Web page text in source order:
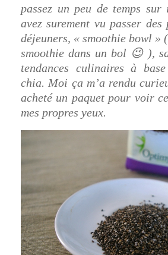
passez un peu de temps sur
avez surement vu passer
déjeuners, « smoothie bowl »
smoothie dans un bol 😉 ),
tendances culinaires à
chia. Moi ça m’a rendu
acheté un paquet pour voir
mes propres yeux.